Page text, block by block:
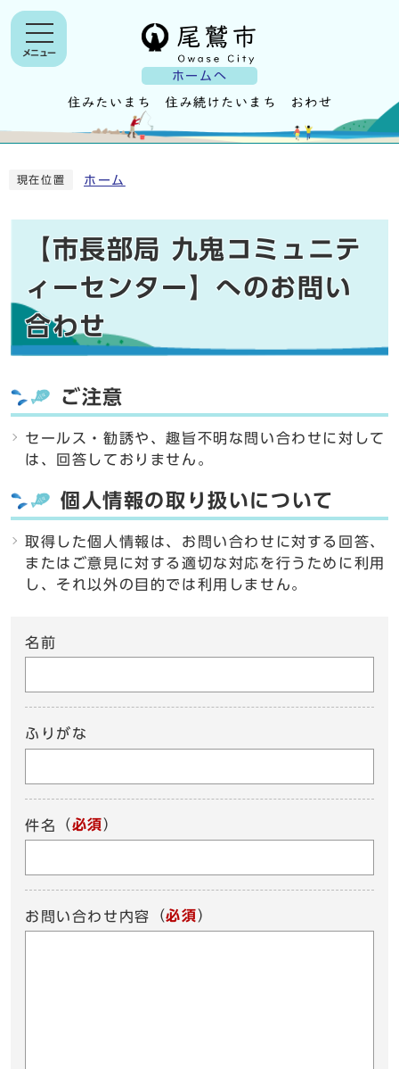
ホームへ
メニュー
現在位置 ホーム
【市長部局 九鬼コミュニテ
ィーセンター】へのお問い
合わせ
ご注意
セールス・勧誘や、趣旨不明な問い合わせに対して
は、回答しておりません。
個人情報の取り扱いについて
取得した個人情報は、お問い合わせに対する回答、
またはご意見に対する適切な対応を行うために利用
し、それ以外の目的では利用しません。
名前
ふりがな
件名 （必須）
お問い合わせ内容 （必須）